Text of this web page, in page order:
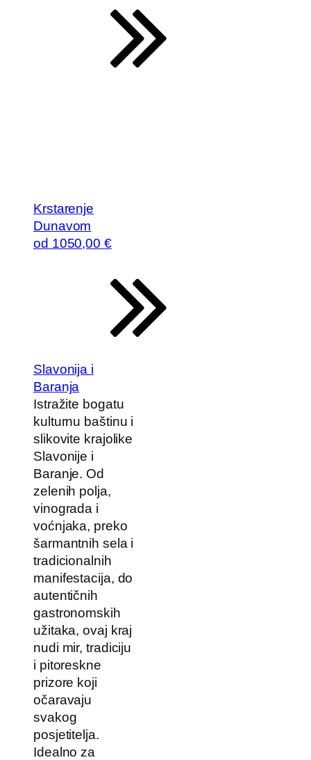
Krstarenje
Dunavom
od 1050,00 €
Slavonija i
Baranja
Istražite bogatu
kulturnu baštinu i
slikovite krajolike
Slavonije i
Baranje. Od
zelenih polja,
vinograda i
voćnjaka, preko
šarmantnih sela i
tradicionalnih
manifestacija, do
autentičnih
gastronomskih
užitaka, ovaj kraj
nudi mir, tradiciju
i pitoreskne
prizore koji
očaravaju
svakog
posjetitelja.
Idealno za